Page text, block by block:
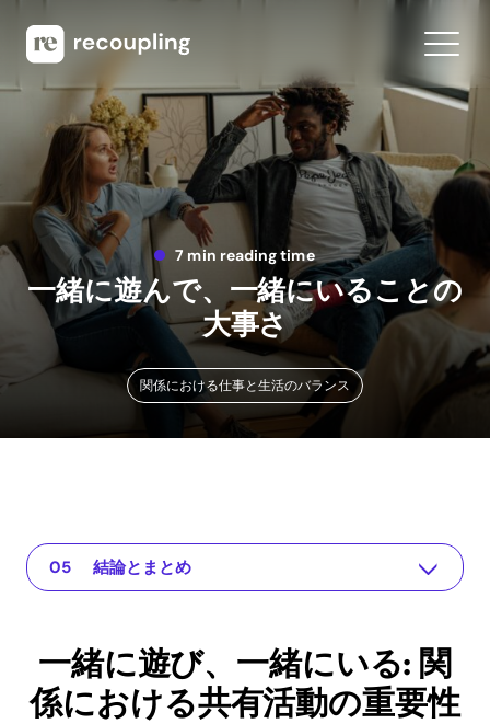
7 min reading time
一緒に遊んで、一緒にいることの
大事さ
関係における仕事と生活のバランス
一緒に遊び、一緒にいる: 関係における共有活動の重要性
あなたの関係のためのアプリ
問題の理解
実用的な解決策と洞察
結論とまとめ
一緒に遊び、一緒にいる: 関
係における共有活動の重要性